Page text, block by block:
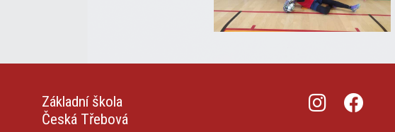
Základní škola
Česká Třebová